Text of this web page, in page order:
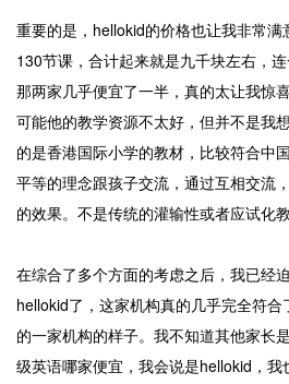
重要的是，hellokid的价格也让我非常
130节课，合计起来就是九千块左右，
那两家几乎便宜了一半，真的太让我惊
可能他的教学资源不太好，但并不是我
的是香港国际小学的教材，比较符合中
平等的理念跟孩子交流，通过互相交流
的效果。不是传统的灌输性或者应试化教
在综合了多个方面的考虑之后，我已经
hellokid了，这家机构真的几乎完全符
的一家机构的样子。我不知道其他家长
级英语哪家便宜，我会说是hellokid，